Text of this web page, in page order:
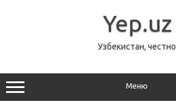
Yep.uz
Узбекистан, честно
Меню